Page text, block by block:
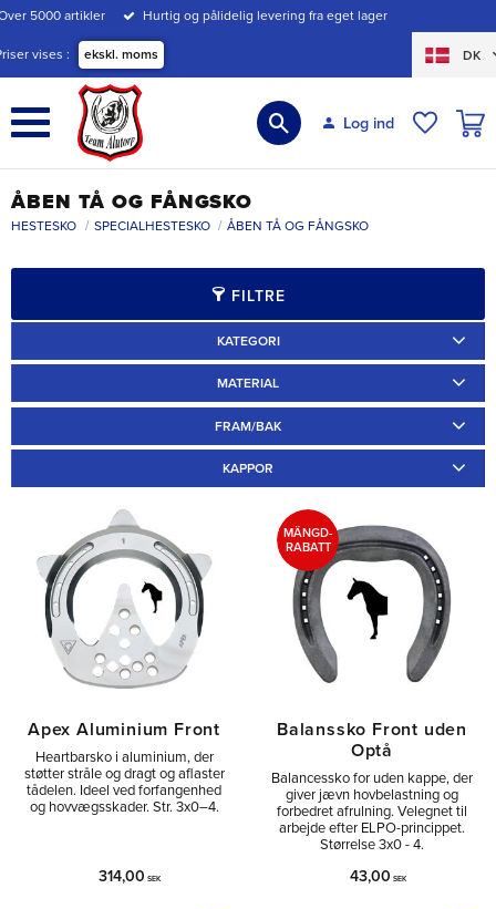
Menu
5000 artikler Hurtig og pålidelig levering fra eget lager
vises ekskl. moms DK
Log ind
ÅBEN TÅ OG FÅNGSKO
HESTESKO SPECIALHESTESKO ÅBEN TÅ OG FÅNGSKO
FILTRE
KATEGORI
FRAM/BAK
MATERIAL
KAPPOR
Tå
Utan 6
Apex Aluminium Front
Heartbarsko i aluminium, der
støtter stråle og dragt og aflaster
tådelen. Ideel ved forfangenhed
og hovvægsskader. Str. 3x0–4.
314,00 SEK
Balanssko Front uden
Optå
Balancessko for uden kappe, der
giver jævn hovbelastning og
forbedret afrulning. Velegnet til
arbejde efter ELPO-princippet.
Størrelse 3x0 - 4.
43,00 SEK
MÄNGD-
RABATT